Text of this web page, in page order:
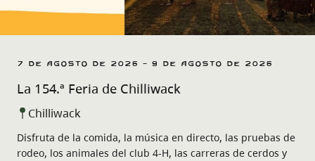
7 de agosto de 2026 - 9 de agosto de 2026
La 154.ª Feria de Chilliwack
Chilliwack
Disfruta de la comida, la música en directo, las pruebas de
rodeo, los animales del club 4-H, las carreras de cerdos y